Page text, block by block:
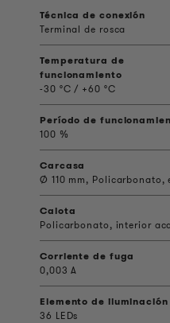
Técnica de conexión
Terminal de rosca
Temperatura de
funcionamiento
-30 °C / +60 °C
Período de
100 %
Carcasa
Ø 110 mm, Policarbonato,
Calota
Policarbonato, interior
Corriente de fuga
0,003 A
Elemento de iluminación
36 LEDs